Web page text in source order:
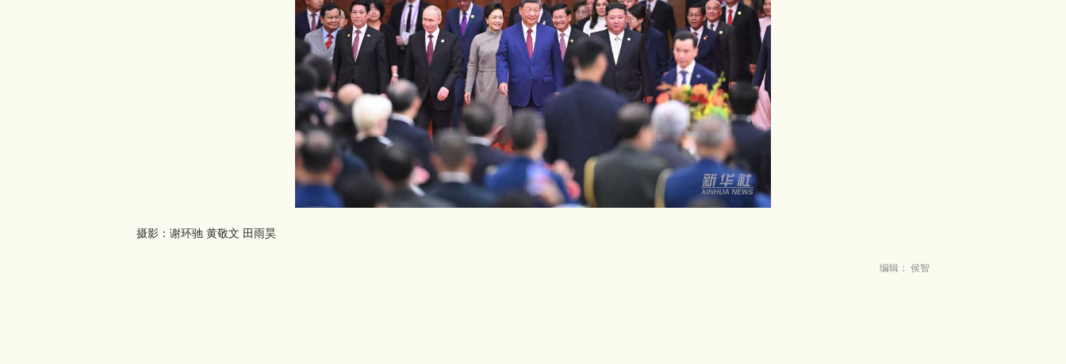
摄影：谢环驰 黄敬文 田雨昊
编辑： 侯智